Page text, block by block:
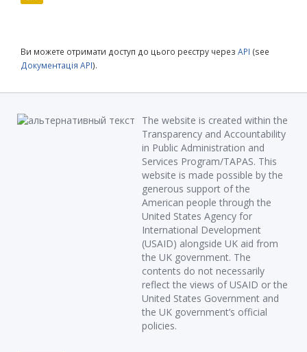
Ви можете отримати доступ до цього реєстру через API (see
Документація API).
The website is created within the
Transparency and Accountability
in Public Administration and
Services Program/TAPAS. This
website is made possible by the
generous support of the
American people through the
United States Agency for
International Development
(USAID) alongside UK aid from
the UK government. The
contents do not necessarily
reflect the views of USAID or the
United States Government and
the UK government’s official
policies.